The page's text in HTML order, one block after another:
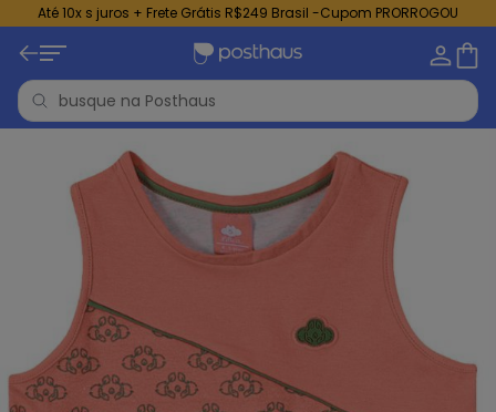
Até 10x s juros + Frete Grátis R$249 Brasil -Cupom PRORROGOU